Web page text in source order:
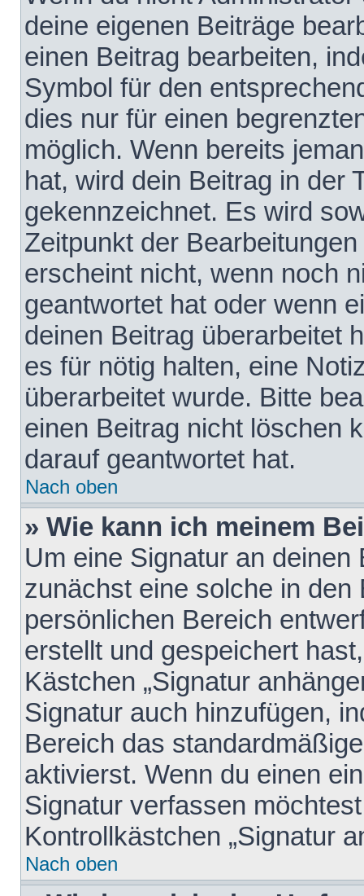
deine eigenen Beiträge
einen Beitrag bearbeiten,
Symbol für den
dies nur für einen
möglich. Wenn bereits
hat, wird dein Beitrag in der
gekennzeichnet. Es wird
Zeitpunkt der
erscheint nicht, wenn noch
geantwortet hat oder wenn
deinen Beitrag überarbeitet
es für nötig halten, eine
überarbeitet wurde. Bitte
einen Beitrag nicht löschen
darauf geantwortet hat.
Nach oben
» Wie kann ich meinem
Um eine Signatur an
zunächst eine solche in den
persönlichen Bereich
erstellt und gespeichert
Kästchen „Signatur
Signatur auch hinzufügen,
Bereich das
aktivierst. Wenn du einen
Signatur verfassen
Kontrollkästchen „Signatur
Nach oben